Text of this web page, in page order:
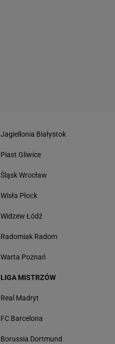
Jagiellonia Białystok
Piast Gliwice
Śląsk Wrocław
Wisła Płock
Widzew Łódź
Radomiak Radom
Warta Poznań
LIGA MISTRZÓW
Real Madryt
FC Barcelona
Borussia Dortmund